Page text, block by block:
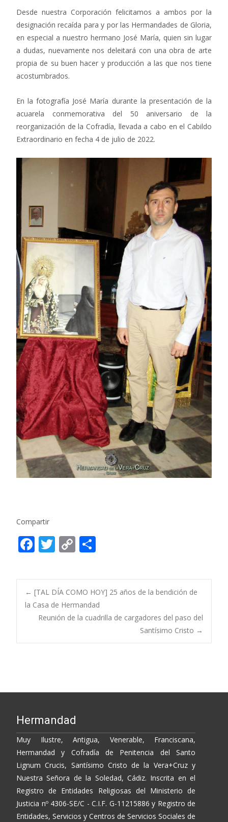
Desde nuestra Corporación felicitamos a ambos por la
designación recaída para y por las Hermandades de Gloria,
en especial a nuestro hermano José María, quien sin lugar
a dudas, nuevamente nos deleitará con una obra de arte
propia de su buen hacer y producción a las que nos tiene
acostumbrados.
En la fotografía José María durante la presentación de la
acuarela conmemorativa del 50 aniversario de la
reorganización de la Cofradía, llevada a cabo en el Cabildo
Extraordinario en fecha 4 de julio de 2022.
Compartir
F
e
b
o
o
k
T
itt
er
C
p
y
Li
n
k
m
p
ar
ti
r
Post
navigation
← [TAL DÍA COMO HOY] 25 años de la bendición de
la Casa de Hermandad
Reunión de la cuadrilla de cargadores del paso del
Santísimo Cristo →
Hermandad
Muy Ilustre, Antigua, Venerable, Franciscana,
Hermandad y Cofradía de Penitencia del Santo
Lignum Crucis, Santísimo Cristo de la Vera+Cruz y
Nuestra Señora de la Soledad, Cádiz. Inscrita en el
Registro de Entidades Religiosas del Ministerio de
Justicia nº 4306-SE/C - C.I.F. G-11215886 y Registro de
Entidades, Servicios y Centros de Servicios Sociales de